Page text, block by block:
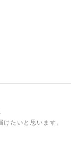
たいと思います。